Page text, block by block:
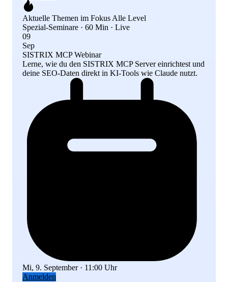
Aktuelle Themen im Fokus Alle Level
Spezial-Seminare · 60 Min · Live
09
Sep
SISTRIX MCP Webinar
Lerne, wie du den SISTRIX MCP Server einrichtest und
deine SEO-Daten direkt in KI-Tools wie Claude nutzt.
Mi, 9. September · 11:00 Uhr
Anmelden